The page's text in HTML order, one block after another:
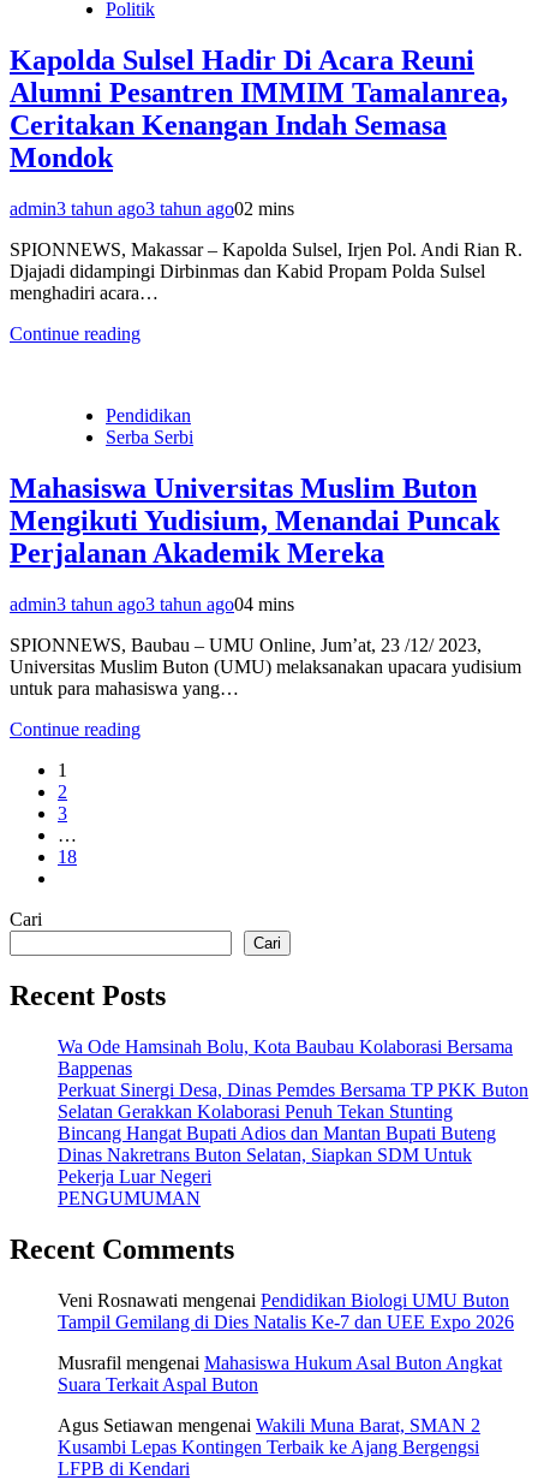
Politik
Kapolda Sulsel Hadir Di Acara Reuni
Alumni Pesantren IMMIM Tamalanrea,
Ceritakan Kenangan Indah Semasa
Mondok
admin3 tahun ago3 tahun ago02 mins
SPIONNEWS, Makassar – Kapolda Sulsel, Irjen Pol. Andi Rian R.
Djajadi didampingi Dirbinmas dan Kabid Propam Polda Sulsel
menghadiri acara…
Continue reading
Pendidikan
Serba Serbi
Mahasiswa Universitas Muslim Buton
Mengikuti Yudisium, Menandai Puncak
Perjalanan Akademik Mereka
admin3 tahun ago3 tahun ago04 mins
SPIONNEWS, Baubau – UMU Online, Jum’at, 23 /12/ 2023,
Universitas Muslim Buton (UMU) melaksanakan upacara yudisium
untuk para mahasiswa yang…
Continue reading
1
2
3
…
18
Cari
Cari
Recent Posts
Wa Ode Hamsinah Bolu, Kota Baubau Kolaborasi Bersama
Bappenas
Perkuat Sinergi Desa, Dinas Pemdes Bersama TP PKK Buton
Selatan Gerakkan Kolaborasi Penuh Tekan Stunting
Bincang Hangat Bupati Adios dan Mantan Bupati Buteng
Dinas Nakretrans Buton Selatan, Siapkan SDM Untuk
Pekerja Luar Negeri
PENGUMUMAN
Recent Comments
Veni Rosnawati mengenai Pendidikan Biologi UMU Buton
Tampil Gemilang di Dies Natalis Ke-7 dan UEE Expo 2026
Musrafil mengenai Mahasiswa Hukum Asal Buton Angkat
Suara Terkait Aspal Buton
Agus Setiawan mengenai Wakili Muna Barat, SMAN 2
Kusambi Lepas Kontingen Terbaik ke Ajang Bergengsi
LFPB di Kendari